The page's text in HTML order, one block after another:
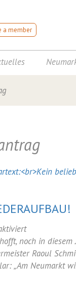
a member
für
spricht
Klartext:
noch in
Raoul
„Am Neumarkt